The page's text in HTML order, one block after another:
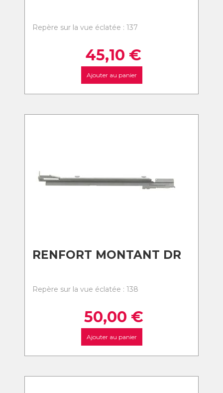
Repère sur la vue éclatée : 137
45,10 €
Ajouter au panier
RENFORT MONTANT DR
Repère sur la vue éclatée : 138
50,00 €
Ajouter au panier